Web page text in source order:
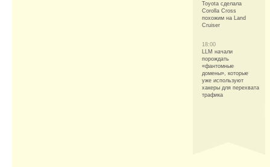
Toyota сделала
Corolla Cross
похожим на Land
Cruiser
18:00
LLM начали
порождать
«фантомные
домены», которые
уже используют
хакеры для перехвата
трафика